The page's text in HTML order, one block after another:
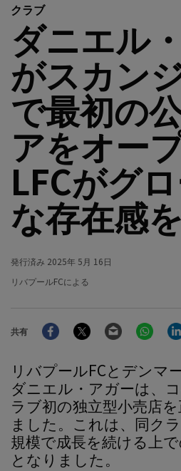
クラブ
ダニエル
がスカン
で最初の
アをオー
LFCがグ
な存在感
発行済み 2025年 5月 16日
リバプールFCによる
共有
FacebookTwitter Email
リバプールFCとデンマークのレジェンド、
ダニエル・アガーは、
ラブ初の独立型小売店
ました。これは、同ク
規模で成長を続ける上
となりました。